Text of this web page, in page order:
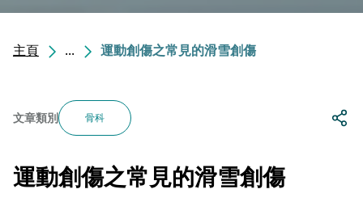
主頁 ... 運動創傷之常見的滑雪創傷
文章類別 骨科
運動創傷之常見的滑雪創傷